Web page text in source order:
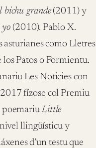
bichu grande(2011) y
yo (2010). Pablo X.
asturianes como Lletres
Patos o Formientu.
Les Noticies con
fízose col Premiu
poemariuLittle
nivel llingüísticu y
d’un testu que